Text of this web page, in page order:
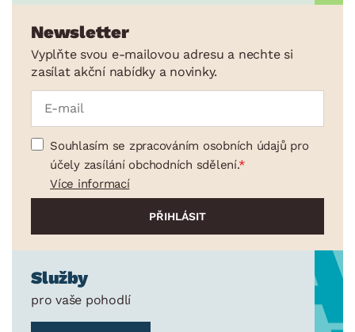
Dózy
Džbány a karafy
Cukrářské potřeby
Zahradní doplňky
Osvětlení
Ukládání a organizace
Sedací soupravy a pohovky
Sestavy a stěny
Drobný nábytek
Spotřebiče
BARVA
Newsletter
Vyplňte svou e-mailovou adresu a nechte si
zasílat akční nabídky a novinky.
Souhlasím se zpracováním osobních údajů pro
účely zasílání obchodních sdělení.
Více informací
Služby
pro vaše pohodlí